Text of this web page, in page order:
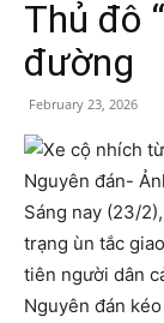
Thủ đô
đường
February 23, 2026
Sáng nay (23/
trạng ùn tắc
tiên người dân
Nguyên đán